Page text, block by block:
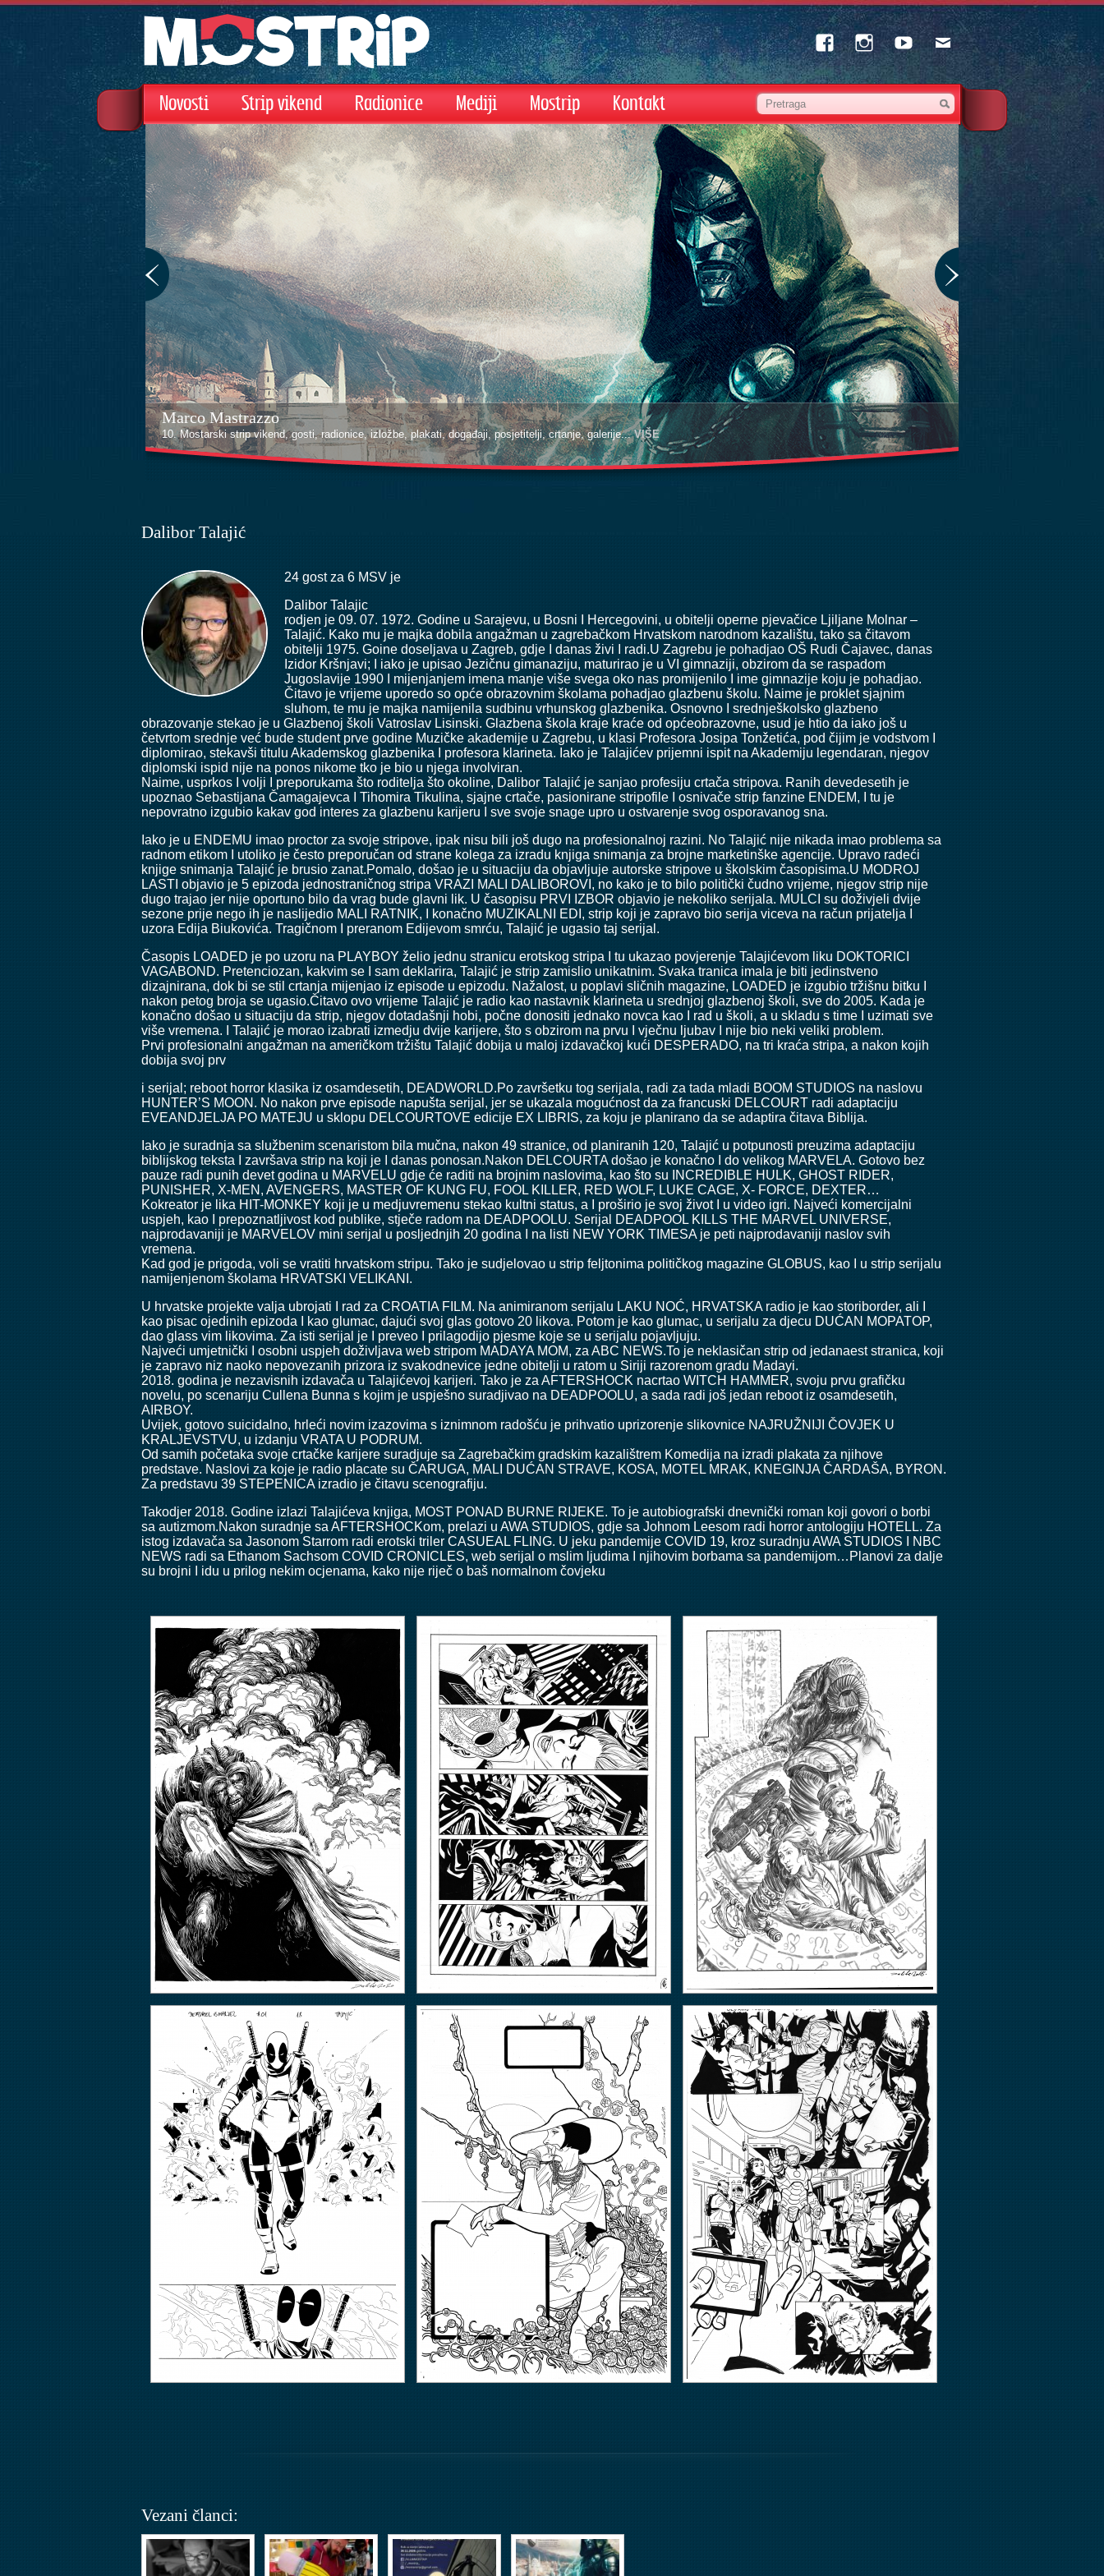
Facebook InstagramYoutube Email
Novosti Strip vikend Radionice Mediji Mostrip Kontakt
Marco Mastrazzo
10. Mostarski strip vikend, gosti, radionice, izložbe, plakati, događaji, posjetitelji, crtanje, galerije...VIŠE
Kenan Halilović
10. Mostarski strip vikend, gosti, radionice, izložbe, plakati, događaji, posjetitelji, crtanje, galerije...VIŠE
Dalibor Talajić
24 gost za 6 MSV je
Dalibor Talajic
rodjen je 09. 07. 1972. Godine u Sarajevu, u Bosni I Hercegovini, u obitelji operne pjevačice Ljiljane Molnar –
Talajić. Kako mu je majka dobila angažman u zagrebačkom Hrvatskom narodnom kazalištu, tako sa čitavom
obitelji 1975. Goine doseljava u Zagreb, gdje I danas živi I radi.U Zagrebu je pohadjao OŠ Rudi Čajavec, danas
Izidor Kršnjavi; I iako je upisao Jezičnu gimanaziju, maturirao je u VI gimnaziji, obzirom da se raspadom
Jugoslavije 1990 I mijenjanjem imena manje više svega oko nas promijenilo I ime gimnazije koju je pohadjao.
Čitavo je vrijeme uporedo so opće obrazovnim školama pohadjao glazbenu školu. Naime je proklet sjajnim
sluhom, te mu je majka namijenila sudbinu vrhunskog glazbenika. Osnovno I srednješkolsko glazbeno
obrazovanje stekao je u Glazbenoj školi Vatroslav Lisinski. Glazbena škola kraje kraće od općeobrazovne, usud je htio da iako još u
četvrtom srednje već bude student prve godine Muzičke akademije u Zagrebu, u klasi Profesora Josipa Tonžetića, pod čijim je vodstvom I
diplomirao, stekavši titulu Akademskog glazbenika I profesora klarineta. Iako je Talajićev prijemni ispit na Akademiju legendaran, njegov
diplomski ispid nije na ponos nikome tko je bio u njega involviran.
Naime, usprkos I volji I preporukama što roditelja što okoline, Dalibor Talajić je sanjao profesiju crtača stripova. Ranih devedesetih je
upoznao Sebastijana Čamagajevca I Tihomira Tikulina, sjajne crtače, pasionirane stripofile I osnivače strip fanzine ENDEM, I tu je
nepovratno izgubio kakav god interes za glazbenu karijeru I sve svoje snage upro u ostvarenje svog osporavanog sna.
Iako je u ENDEMU imao proctor za svoje stripove, ipak nisu bili još dugo na profesionalnoj razini. No Talajić nije nikada imao problema sa
radnom etikom I utoliko je često preporučan od strane kolega za izradu knjiga snimanja za brojne marketinške agencije. Upravo radeći
knjige snimanja Talajić je brusio zanat.Pomalo, došao je u situaciju da objavljuje autorske stripove u školskim časopisima.U MODROJ
LASTI objavio je 5 epizoda jednostraničnog stripa VRAZI MALI DALIBOROVI, no kako je to bilo politički čudno vrijeme, njegov strip nije
dugo trajao jer nije oportuno bilo da vrag bude glavni lik. U časopisu PRVI IZBOR objavio je nekoliko serijala. MULCI su doživjeli dvije
sezone prije nego ih je naslijedio MALI RATNIK, I konačno MUZIKALNI EDI, strip koji je zapravo bio serija viceva na račun prijatelja I
uzora Edija Biukovića. Tragičnom I preranom Edijevom smrću, Talajić je ugasio taj serijal.
Časopis LOADED je po uzoru na PLAYBOY želio jednu stranicu erotskog stripa I tu ukazao povjerenje Talajićevom liku DOKTORICI
VAGABOND. Pretenciozan, kakvim se I sam deklarira, Talajić je strip zamislio unikatnim. Svaka tranica imala je biti jedinstveno
dizajnirana, dok bi se stil crtanja mijenjao iz episode u epizodu. Nažalost, u poplavi sličnih magazine, LOADED je izgubio tržišnu bitku I
nakon petog broja se ugasio.Čitavo ovo vrijeme Talajić je radio kao nastavnik klarineta u srednjoj glazbenoj školi, sve do 2005. Kada je
konačno došao u situaciju da strip, njegov dotadašnji hobi, počne donositi jednako novca kao I rad u školi, a u skladu s time I uzimati sve
više vremena. I Talajić je morao izabrati izmedju dvije karijere, što s obzirom na prvu I vječnu ljubav I nije bio neki veliki problem.
Prvi profesionalni angažman na američkom tržištu Talajić dobija u maloj izdavačkoj kući DESPERADO, na tri kraća stripa, a nakon kojih
dobija svoj prv
i serijal; reboot horror klasika iz osamdesetih, DEADWORLD.Po završetku tog serijala, radi za tada mladi BOOM STUDIOS na naslovu
HUNTER’S MOON. No nakon prve episode napušta serijal, jer se ukazala mogućnost da za francuski DELCOURT radi adaptaciju
EVEANDJELJA PO MATEJU u sklopu DELCOURTOVE edicije EX LIBRIS, za koju je planirano da se adaptira čitava Biblija.
Iako je suradnja sa službenim scenaristom bila mučna, nakon 49 stranice, od planiranih 120, Talajić u potpunosti preuzima adaptaciju
biblijskog teksta I završava strip na koji je I danas ponosan.Nakon DELCOURTA došao je konačno I do velikog MARVELA. Gotovo bez
pauze radi punih devet godina u MARVELU gdje će raditi na brojnim naslovima, kao što su INCREDIBLE HULK, GHOST RIDER,
PUNISHER, X-MEN, AVENGERS, MASTER OF KUNG FU, FOOL KILLER, RED WOLF, LUKE CAGE, X- FORCE, DEXTER…
Kokreator je lika HIT-MONKEY koji je u medjuvremenu stekao kultni status, a I proširio je svoj život I u video igri. Najveći komercijalni
uspjeh, kao I prepoznatljivost kod publike, stječe radom na DEADPOOLU. Serijal DEADPOOL KILLS THE MARVEL UNIVERSE,
najprodavaniji je MARVELOV mini serijal u posljednjih 20 godina I na listi NEW YORK TIMESA je peti najprodavaniji naslov svih
vremena.
Kad god je prigoda, voli se vratiti hrvatskom stripu. Tako je sudjelovao u strip feljtonima političkog magazine GLOBUS, kao I u strip serijalu
namijenjenom školama HRVATSKI VELIKANI.
U hrvatske projekte valja ubrojati I rad za CROATIA FILM. Na animiranom serijalu LAKU NOĆ, HRVATSKA radio je kao storiborder, ali I
kao pisac ojedinih epizoda I kao glumac, dajući svoj glas gotovo 20 likova. Potom je kao glumac, u serijalu za djecu DUĆAN MOPATOP,
dao glass vim likovima. Za isti serijal je I preveo I prilagodijo pjesme koje se u serijalu pojavljuju.
Najveći umjetnički I osobni uspjeh doživljava web stripom MADAYA MOM, za ABC NEWS.To je neklasičan strip od jedanaest stranica, koji
je zapravo niz naoko nepovezanih prizora iz svakodnevice jedne obitelji u ratom u Siriji razorenom gradu Madayi.
2018. godina je nezavisnih izdavača u Talajićevoj karijeri. Tako je za AFTERSHOCK nacrtao WITCH HAMMER, svoju prvu grafičku
novelu, po scenariju Cullena Bunna s kojim je uspješno suradjivao na DEADPOOLU, a sada radi još jedan reboot iz osamdesetih,
AIRBOY.
Uvijek, gotovo suicidalno, hrleći novim izazovima s iznimnom radošću je prihvatio uprizorenje slikovnice NAJRUŽNIJI ČOVJEK U
KRALJEVSTVU, u izdanju VRATA U PODRUM.
Od samih početaka svoje crtačke karijere suradjuje sa Zagrebačkim gradskim kazalištrem Komedija na izradi plakata za njihove
predstave. Naslovi za koje je radio placate su ČARUGA, MALI DUĆAN STRAVE, KOSA, MOTEL MRAK, KNEGINJA ČARDAŠA, BYRON.
Za predstavu 39 STEPENICA izradio je čitavu scenografiju.
Takodjer 2018. Godine izlazi Talajićeva knjiga, MOST PONAD BURNE RIJEKE. To je autobiografski dnevnički roman koji govori o borbi
sa autizmom.Nakon suradnje sa AFTERSHOCKom, prelazi u AWA STUDIOS, gdje sa Johnom Leesom radi horror antologiju HOTELL. Za
istog izdavača sa Jasonom Starrom radi erotski triler CASUEAL FLING. U jeku pandemije COVID 19, kroz suradnju AWA STUDIOS I NBC
NEWS radi sa Ethanom Sachsom COVID CRONICLES, web serijal o mslim ljudima I njihovim borbama sa pandemijom…Planovi za dalje
su brojni I idu u prilog nekim ocjenama, kako nije riječ o baš normalnom čovjeku
Vezani članci: